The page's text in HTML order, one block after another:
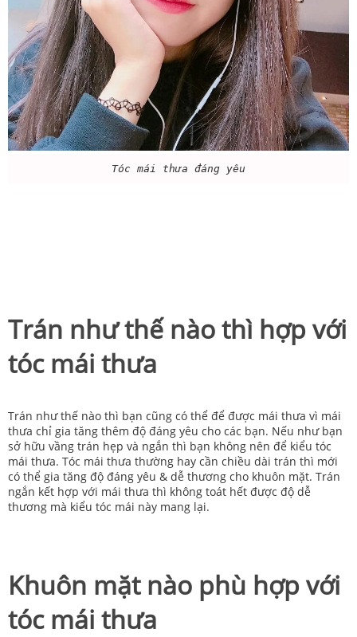
Tóc mái thưa đáng yêu
Trán như thế nào thì hợp với
tóc mái thưa
Trán như thế nào thì bạn cũng có thể để được mái thưa vì mái
thưa chỉ gia tăng thêm độ đáng yêu cho các bạn. Nếu như bạn
sở hữu vầng trán hẹp và ngắn thì bạn không nên để kiểu tóc
mái thưa. Tóc mái thưa thường hay cần chiều dài trán thì mới
có thể gia tăng độ đáng yêu & dễ thương cho khuôn mặt. Trán
ngắn kết hợp với mái thưa thì không toát hết được độ dễ
thương mà kiểu tóc mái này mang lại.
Khuôn mặt nào phù hợp với
tóc mái thưa